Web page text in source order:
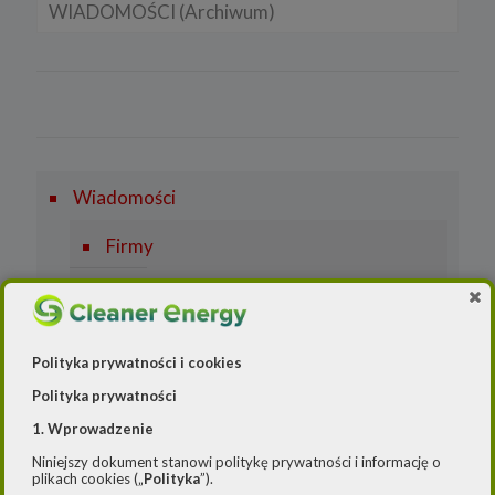
Samochody typu plug in hybrid BEV
LNG
Licznik OZE
SYSTEMY MAGAZYNOWANIA ENERGII
WIADOMOŚCI (Archiwum)
Wiadomości
Firmy
Prawo
Rynek/Gospodarka
WIADOMOŚCI
Polityka prywatności i cookies
Polityka prywatności
1. Wprowadzenie
Niniejszy dokument stanowi politykę prywatności i informację o
plikach cookies („Polityka”).